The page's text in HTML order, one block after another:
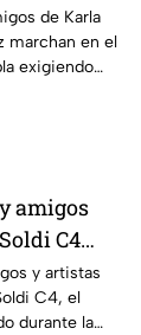
y
de Karla
marchan en el
exigiendo
signos de
amigos
C4
en
y artistas
C4, el
durante la